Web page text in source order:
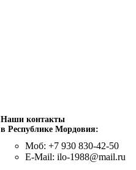
Наши контакты
в Республике Мордовия:
Моб: +7 930 830-42-50
E-Mail: ilo-1988@mail.ru